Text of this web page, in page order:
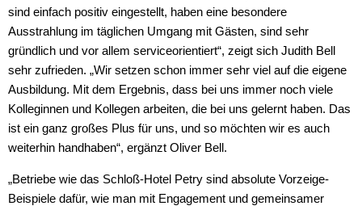
sind einfach positiv eingestellt, haben eine besondere
Ausstrahlung im täglichen Umgang mit Gästen, sind sehr
gründlich und vor allem serviceorientiert“, zeigt sich Judith Bell
sehr zufrieden. „Wir setzen schon immer sehr viel auf die eigene
Ausbildung. Mit dem Ergebnis, dass bei uns immer noch viele
Kolleginnen und Kollegen arbeiten, die bei uns gelernt haben. Das
ist ein ganz großes Plus für uns, und so möchten wir es auch
weiterhin handhaben“, ergänzt Oliver Bell.
„Betriebe wie das Schloß-Hotel Petry sind absolute Vorzeige-
Beispiele dafür, wie man mit Engagement und gemeinsamer